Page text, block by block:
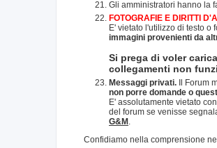
Gli amministratori hanno la
FOTOGRAFIE E DIRITTI
E' vietato l'utilizzo di testo o
immagini provenienti da
Si prega di voler
collegamenti non
Messaggi privati. Il Forum
non porre domande o
E' assolutamente vietato
del forum se venisse
G&M
Confidiamo nella comprensione